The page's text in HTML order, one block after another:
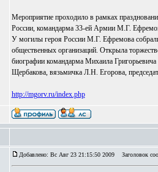
Мероприятие проходило в рамках
России, командарма 33-ей Армии М.Г.
У могилы героя России М.Г. Ефремова
общественных организаций. Открыла
биографии командарма Михаила
Щербакова, вязьмичка Л.Н. Егорова,
http://mgorv.ru/index.php
Добавлено: Вс Авг 23 21:15:50 2009 Заголовок